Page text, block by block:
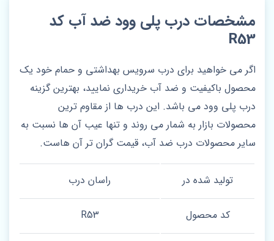
مشخصات درب پلی وود ضد آب کد
R53
اگر می خواهید برای درب سرویس بهداشتی و حمام خود یک
محصول باکیفیت و ضد آب خریداری نمایید، بهترین گزینه
درب پلی وود می باشد. این درب ها از مقاوم ترین
محصولات بازار به شمار می روند و تنها عیب آن ها نسبت به
سایر محصولات درب ضد آب، قیمت گران تر آن هاست.
تولید شده در راسان درب
کد محصول R53